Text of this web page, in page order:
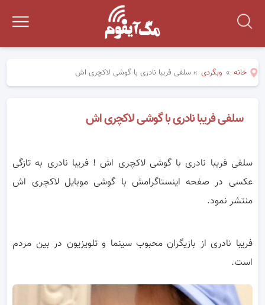
خانه » وبگردی »سلفی فریبا نادری با گوشی لاکچری اش
سلفی فریبا نادری با گوشی لاکچری اش
سلفی فریبا نادری با گوشی لاکچری اش ! فریبا نادری به تازگی
عکسی در صفحه اینستاگرامش با گوشی موبایل لاکچری اش
منتشر نمود.
فریبا نادری از بازیگران محبوب سینما و تلویزیون در بین مردم
است.